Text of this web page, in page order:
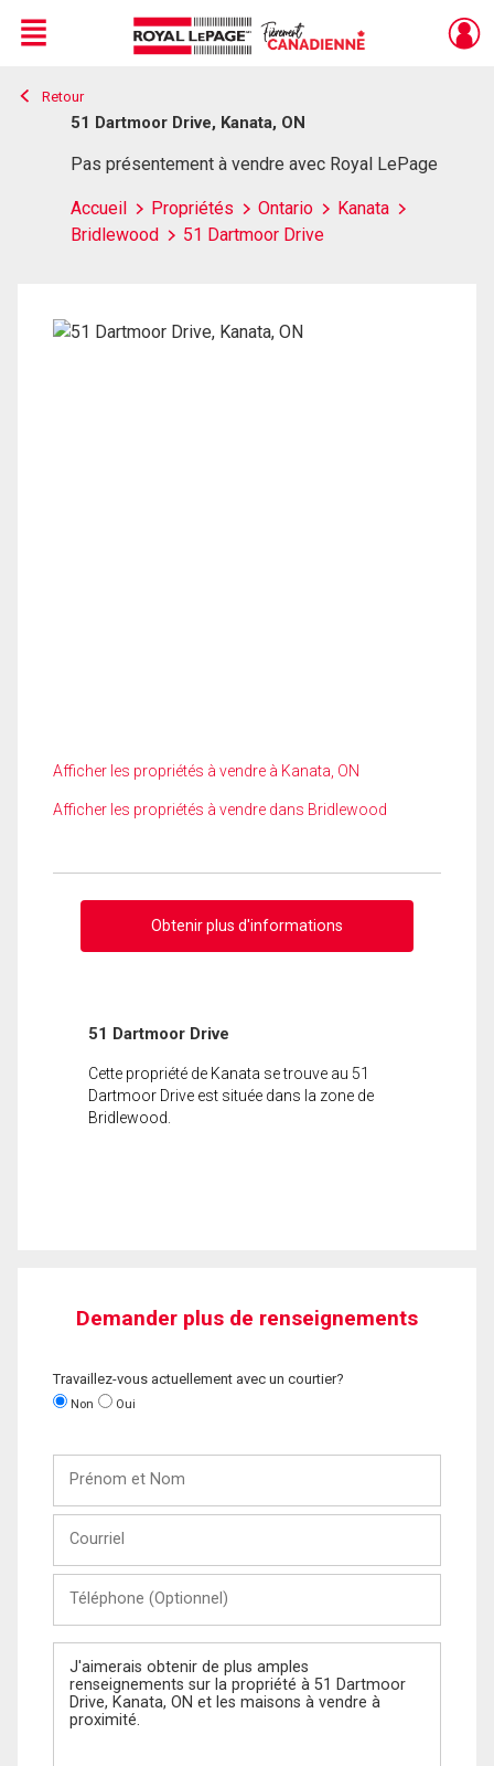
Live
En Direct
Menu
Retour
51 Dartmoor Drive, Kanata, ON
Pas présentement à vendre avec Royal LePage
Accueil Propriétés Ontario
Kanata
Bridlewood
51 Dartmoor Drive
Afficher les propriétés à vendre à Kanata, ON
Afficher les propriétés à vendre dans Bridlewood
Obtenir plus d'informations
51 Dartmoor Drive
Cette propriété de Kanata se trouve au 51
Dartmoor Drive est située dans la zone de
Bridlewood.
Demander plus de renseignements
Travaillez-vous actuellement avec un courtier?
Non Oui
Nom
(Optionnel)
Message